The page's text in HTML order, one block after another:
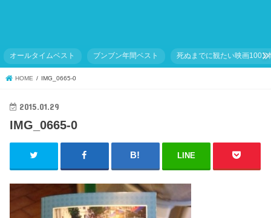
オールタイムベスト ブンブン年間ベスト 死ぬまでに観たい映画1001
HOME IMG_0665-0
2015.01.29
IMG_0665-0
LINE